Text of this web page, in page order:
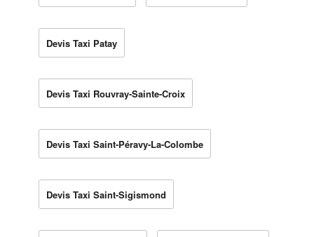
Devis Taxi Patay
Devis Taxi Rouvray-Sainte-Croix
Devis Taxi Saint-Péravy-La-Colombe
Devis Taxi Saint-Sigismond